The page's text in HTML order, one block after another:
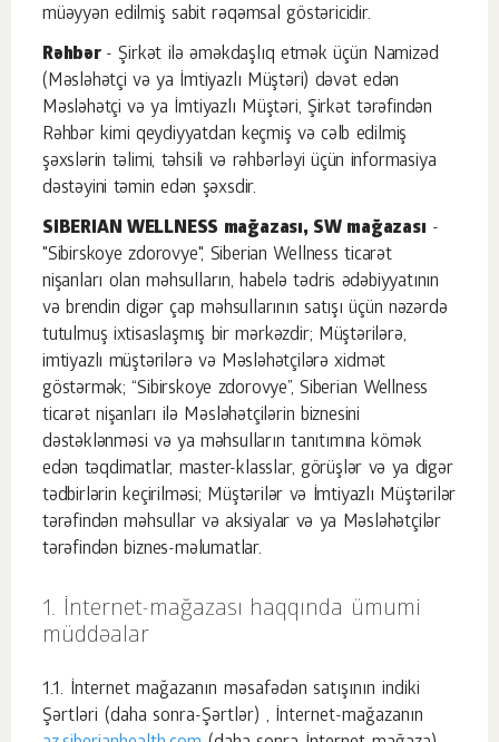
müəyyən edilmiş sabit rəqəmsal göstəricidir.
Rəhbər - Şirkət ilə əməkdaşlıq etmək üçün Namizəd
(Məsləhətçi və ya İmtiyazlı Müştəri) dəvət edən
Məsləhətçi və ya İmtiyazlı Müştəri, Şirkət tərəfindən
Rəhbər kimi qeydiyyatdan keçmiş və cəlb edilmiş
şəxslərin təlimi, təhsili və rəhbərləyi üçün informasiya
dəstəyini təmin edən şəxsdir.
SIBERIAN WELLNESS mağazası, SW mağazası -
"Sibirskoye zdorovye", Siberian Wellness ticarət
nişanları olan məhsulların, habelə tədris ədəbiyyatının
və brendin digər çap məhsullarının satışı üçün nəzərdə
tutulmuş ixtisaslaşmış bir mərkəzdir; Müştərilərə,
imtiyazlı müştərilərə və Məsləhətçilərə xidmət
göstərmək; “Sibirskoye zdorovye”, Siberian Wellness
ticarət nişanları ilə Məsləhətçilərin biznesini
dəstəklənməsi və ya məhsulların tanıtımına kömək
edən təqdimatlar, master-klasslar, görüşlər və ya digər
tədbirlərin keçirilməsi; Müştərilər və İmtiyazlı Müştərilər
tərəfindən məhsullar və aksiyalar və ya Məsləhətçilər
tərəfindən biznes-məlumatlar.
İnternet-mağazası haqqında ümumi
müddəalar
İnternet mağazanın məsafədən satışının indiki
Şərtləri (daha sonra-Şərtlər) , İnternet-mağazanın